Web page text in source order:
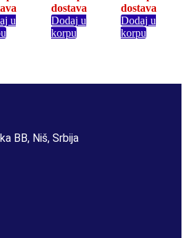
u
dostava
Dodaj u
korpu
dostava
Dodaj u
korpu
BB, Niš, Srbija